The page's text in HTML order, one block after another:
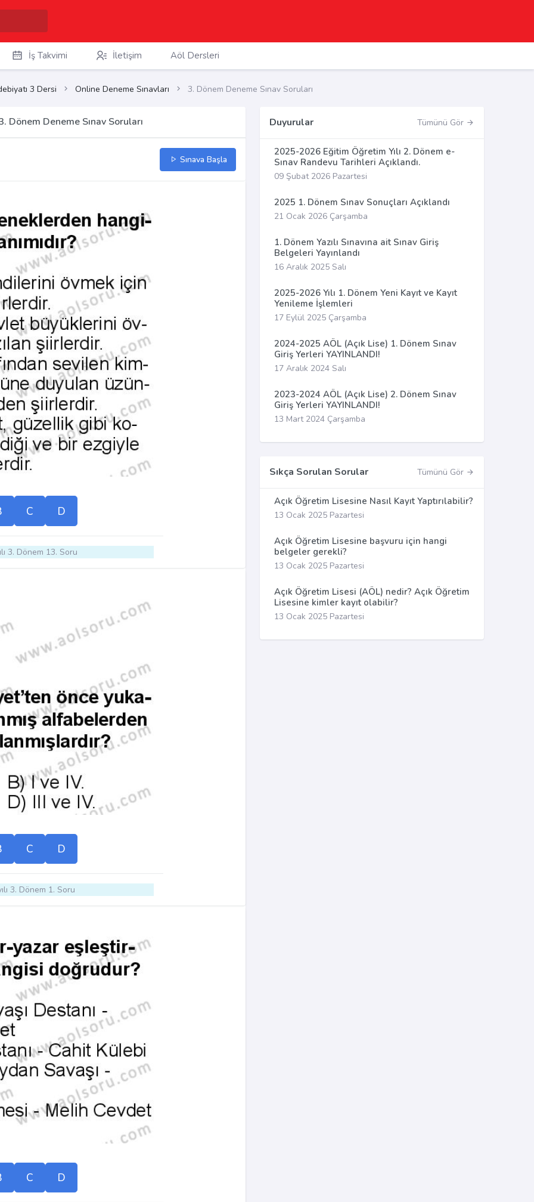
İş Takvimi İletişim Aöl Dersleri
3 Dersi Online Deneme Sınavları 3. Dönem Deneme Sınav Soruları
Dönem Deneme Sınav Soruları
Sınava Başla
C D
3. Dönem 13. Soru
C D
3. Dönem 1. Soru
C D
Duyurular Tümünü Gör
2025-2026 Eğitim Öğretim Yılı 2. Dönem e-
Sınav Randevu Tarihleri Açıklandı.
09 Şubat 2026 Pazartesi
2025 1. Dönem Sınav Sonuçları Açıklandı
21 Ocak 2026 Çarşamba
1. Dönem Yazılı Sınavına ait Sınav Giriş
Belgeleri Yayınlandı
16 Aralık 2025 Salı
2025-2026 Yılı 1. Dönem Yeni Kayıt ve Kayıt
Yenileme İşlemleri
17 Eylül 2025 Çarşamba
2024-2025 AÖL (Açık Lise) 1. Dönem Sınav
Giriş Yerleri YAYINLANDI!
17 Aralık 2024 Salı
2023-2024 AÖL (Açık Lise) 2. Dönem Sınav
Giriş Yerleri YAYINLANDI!
13 Mart 2024 Çarşamba
Sıkça Sorulan Sorular Tümünü Gör
Açık Öğretim Lisesine Nasıl Kayıt Yaptırılabilir?
13 Ocak 2025 Pazartesi
Açık Öğretim Lisesine başvuru için hangi
belgeler gerekli?
13 Ocak 2025 Pazartesi
Açık Öğretim Lisesi (AÖL) nedir? Açık Öğretim
Lisesine kimler kayıt olabilir?
13 Ocak 2025 Pazartesi